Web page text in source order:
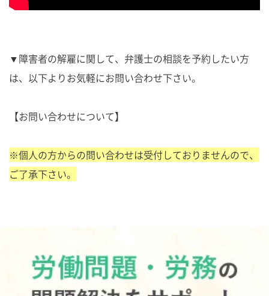
▼障害者の解雇に関して、弁護士の相談を予約したい方
は、以下よりお気軽にお問い合わせ下さい。
【お問い合わせについて】
※個人の方からの問い合わせは受付しておりませんので、
ご了承下さい。